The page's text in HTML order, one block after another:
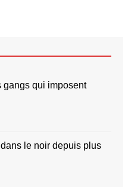
gangs qui imposent
le noir depuis plus